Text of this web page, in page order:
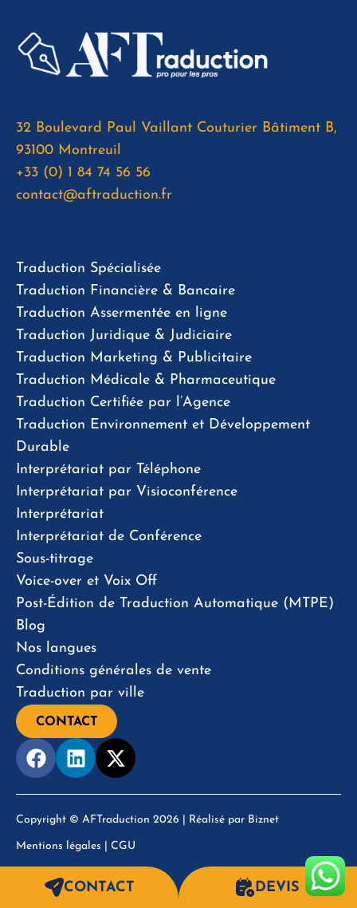
CONTACT DEVIS
32 Boulevard Paul Vaillant Couturier Bâtiment B,
93100 Montreuil
+33 (0) 1 84 74 56 56
contact@aftraduction.fr
Traduction Spécialisée
Traduction Financière & Bancaire
Traduction Assermentée en ligne
Traduction Juridique & Judiciaire
Traduction Marketing & Publicitaire
Traduction Médicale & Pharmaceutique
Traduction Certifiée par l’Agence
Traduction Environnement et Développement
Durable
Interprétariat par Téléphone
Interprétariat par Visioconférence
Interprétariat
Interprétariat de Conférence
Sous-titrage
Voice-over et Voix Off
Post-Édition de Traduction Automatique (MTPE)
Blog
Nos langues
Conditions générales de vente
Traduction par ville
CONTACT
Copyright © AFTraduction 2026 | Réalisé par Biznet
Mentions légales CGU